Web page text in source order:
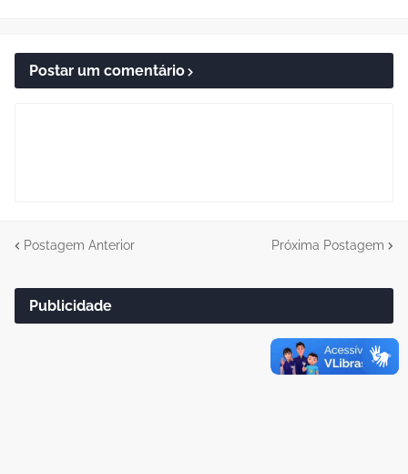
Postar um comentário
Postagem Anterior Próxima Postagem
Publicidade